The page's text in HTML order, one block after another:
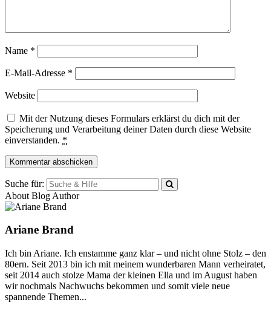
Name *
E-Mail-Adresse *
Website
Mit der Nutzung dieses Formulars erklärst du dich mit der
Speicherung und Verarbeitung deiner Daten durch diese Website
einverstanden. *
Suche für:
About Blog Author
Ariane Brand
Ich bin Ariane. Ich enstamme ganz klar – und nicht ohne Stolz – den
80ern. Seit 2013 bin ich mit meinem wunderbaren Mann verheiratet,
seit 2014 auch stolze Mama der kleinen Ella und im August haben
wir nochmals Nachwuchs bekommen und somit viele neue
spannende Themen...